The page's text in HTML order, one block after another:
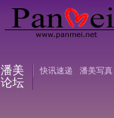
潘美
论坛
快讯速递 潘美写真